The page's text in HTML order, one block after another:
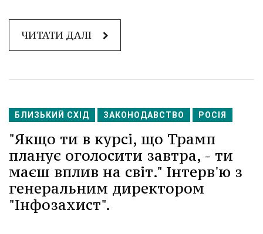
ЧИТАТИ ДАЛІ
БЛИЗЬКИЙ СХІД ЗАКОНОДАВСТВО РОСІЯ
"Якщо ти в курсі, що Трамп
планує оголосити завтра, - ти
маєш вплив на світ." Інтерв'ю з
генеральним директором
"Інфозахист".